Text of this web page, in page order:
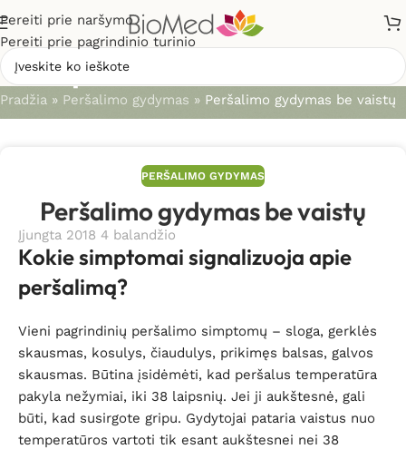
Pereiti prie naršymo
Pereiti prie pagrindinio turinio
Straipsniai
Pradžia » Peršalimo gydymas » Peršalimo gydymas be vaistų
PERŠALIMO GYDYMAS
Peršalimo gydymas be vaistų
Įjungta 2018 4 balandžio
Kokie simptomai signalizuoja apie
peršalimą?
Vieni pagrindinių peršalimo simptomų – sloga, gerklės
skausmas, kosulys, čiaudulys, prikimęs balsas, galvos
skausmas. Būtina įsidėmėti, kad peršalus temperatūra
pakyla nežymiai, iki 38 laipsnių. Jei ji aukštesnė, gali
būti, kad susirgote gripu. Gydytojai pataria vaistus nuo
temperatūros vartoti tik esant aukštesnei nei 38